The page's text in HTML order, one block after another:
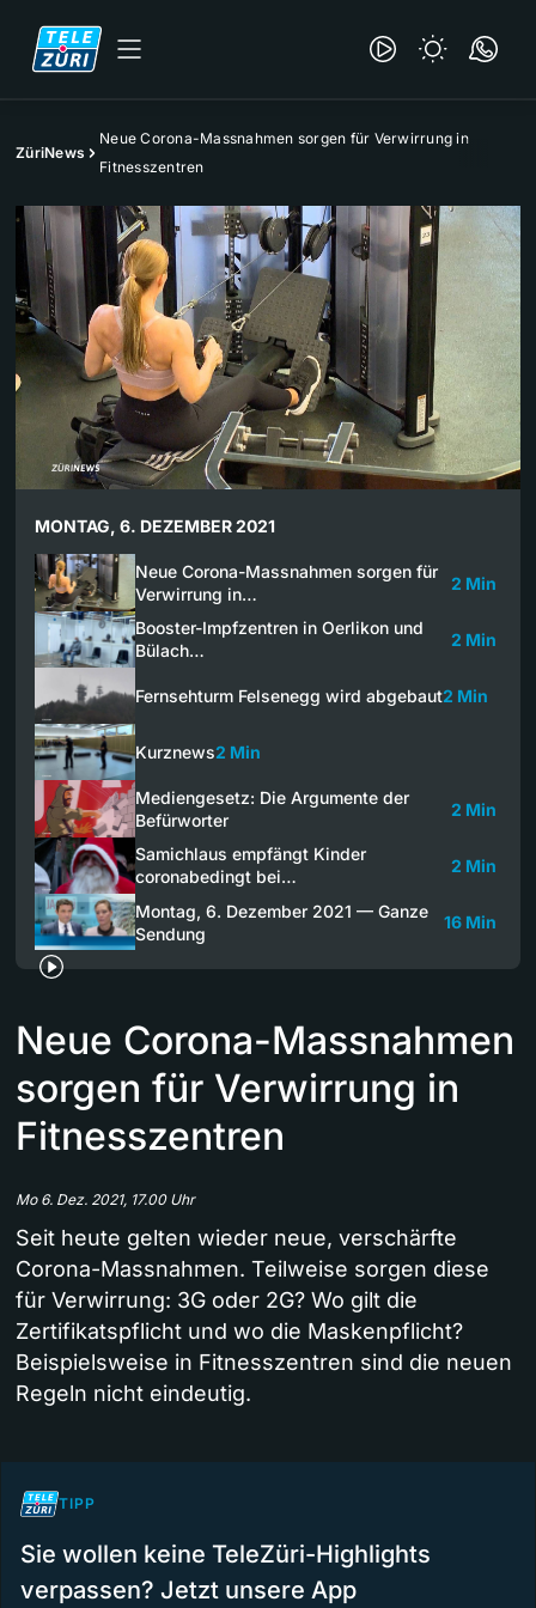
ZüriNews
Neue Corona-Massnahmen sorgen für Verwirrung in
Fitnesszentren
MONTAG, 6. DEZEMBER 2021
Neue Corona-Massnahmen sorgen für
Verwirrung in…
2 Min
Booster-Impfzentren in Oerlikon und
Bülach…
2 Min
Fernsehturm Felsenegg wird abgebaut2 Min
Kurznews2 Min
Mediengesetz: Die Argumente der
Befürworter
2 Min
Samichlaus empfängt Kinder
coronabedingt bei…
2 Min
Montag, 6. Dezember 2021 — Ganze
Sendung
16 Min
Neue Corona-Massnahmen
sorgen für Verwirrung in
Fitnesszentren
Mo 6. Dez. 2021, 17.00 Uhr
Seit heute gelten wieder neue, verschärfte
Corona-Massnahmen. Teilweise sorgen diese
für Verwirrung: 3G oder 2G? Wo gilt die
Zertifikatspflicht und wo die Maskenpflicht?
Beispielsweise in Fitnesszentren sind die neuen
Regeln nicht eindeutig.
TIPP
Sie wollen keine TeleZüri-Highlights
verpassen? Jetzt unsere App